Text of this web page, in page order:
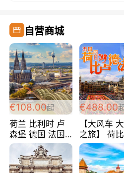
自营商城
€108.00起
荷兰 比利时 卢
森堡 德国 法国
超爽玩遍西欧 循
环线 全程四星宾
馆 108欧/人/天
€488.00
【大风车
之旅】 荷
法 巴黎上
典五国四日
488欧/人